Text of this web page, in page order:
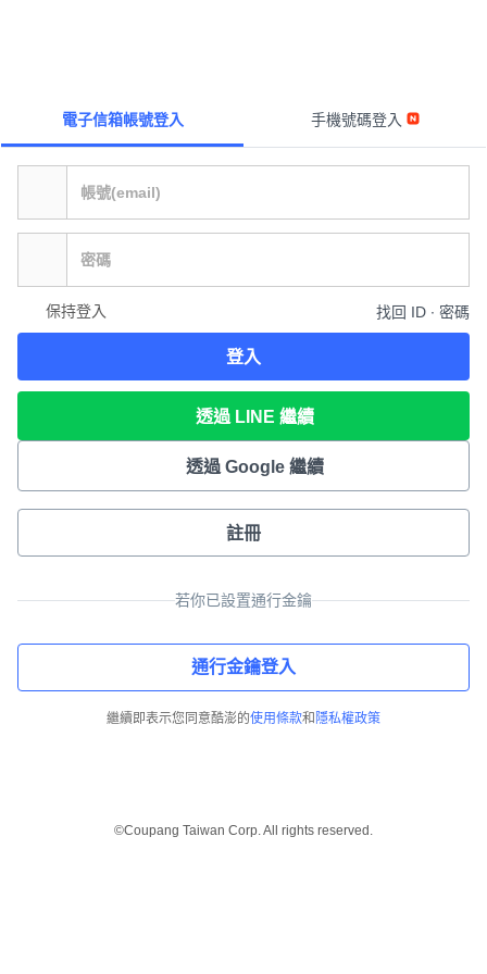
電子信箱帳號登入 手機號碼登入
保持登入 找回 ID ∙ 密碼
登入
透過 LINE 繼續
透過 Google 繼續
註冊
若你已設置通行金鑰
通行金鑰登入
繼續即表示您同意酷澎的使用條款和 隱私權政策
©Coupang Taiwan Corp. All rights reserved.